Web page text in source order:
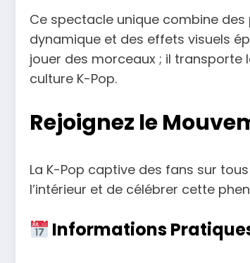
Ce spectacle unique combine
dynamique et des effets visuels
jouer des morceaux ; il transporte
culture K-Pop.
Rejoignez le
La K-Pop captive des fans sur
l’intérieur et de célébrer cette
Informations